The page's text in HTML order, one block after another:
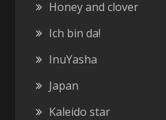
Honey and clover
Ich bin da!
InuYasha
Japan
Kaleido star